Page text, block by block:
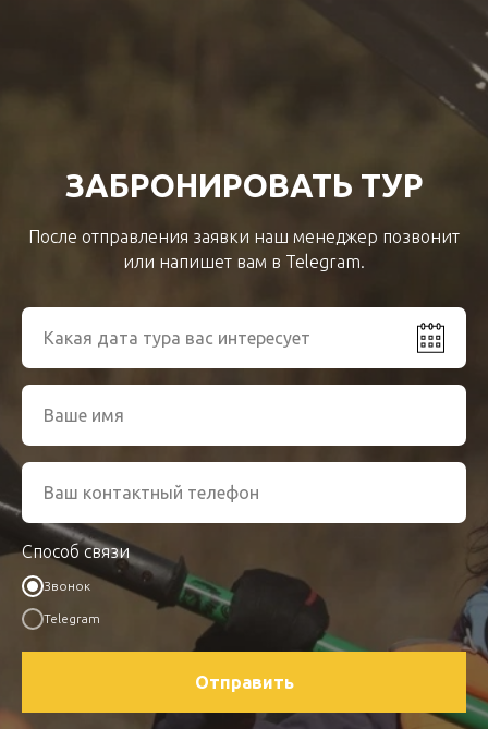
ЗАБРОНИРОВАТЬ ТУР
После отправления заявки наш менеджер позвонит
или напишет вам в Telegram.
Способ связи
Звонок
Telegram
Отправить